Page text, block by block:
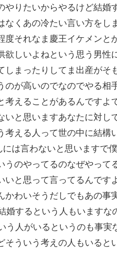
やりたいからやるけど結婚
なくあの冷たい言い方をし
度それなま慶王イケメンと
欲しいよねという思う男性
しまったりしてま出産がそ
のが高いのでなのでやる相
考えることがあるんですよ
いと思いますあなたに対し
考える人って世の中に結構
は言わないと思いますで
うのやってるのなぜやって
いと思って言ってるんです
かわいそうだしでもあの事
婚するという人もいます
う人がいるというのも事
そういう考えの人もいると